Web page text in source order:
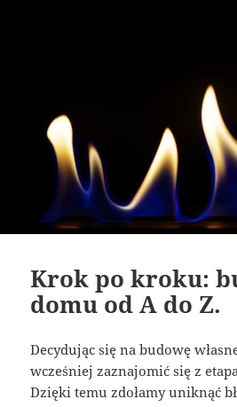
Krok po kroku:
domu od A do Z.
Decydując się na budowę
wcześniej zaznajomić się z
Dzięki temu zdołamy uniknąć